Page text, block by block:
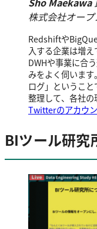
株式会社オー
Redshiftや
入する企業は増
DWHや事業に合
みをよく伺いま
ログ」というこ
整理して、各社の
Twitterのアカウ
BIツール研究